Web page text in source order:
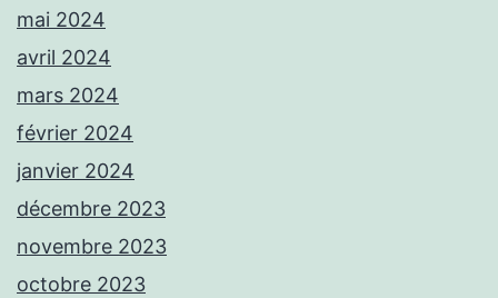
mai 2024
avril 2024
mars 2024
février 2024
janvier 2024
décembre 2023
novembre 2023
octobre 2023